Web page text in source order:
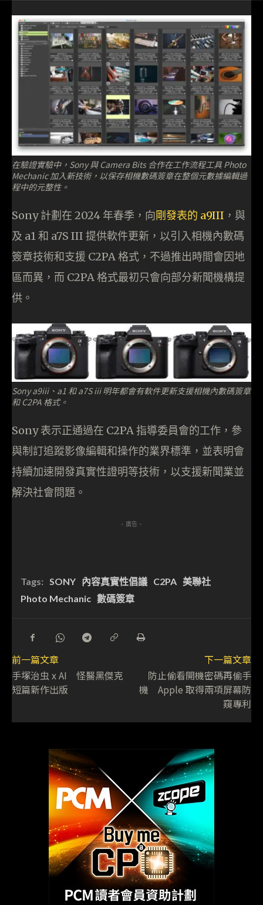
在驗證實驗中，Sony 與 Camera Bits 合作在工作流程工具 Photo
Mechanic 加入新技術，以保存相機數碼簽章在整個元數據編輯過
程中的元整性。
Sony 計劃在 2024 年春季，向剛發表的 a9III ，與
及 a1 和 a7S III 提供軟件更新，以引入相機內數碼
簽章技術和支援 C2PA 格式，不過推出時間會因地
區而異，而 C2PA 格式最初只會向部分新聞機構提
供。
Sony a9iii、a1 和 a7S iii 明年都會有軟件更新支援相機內數碼簽章
和 C2PA 格式。
Sony 表示正通過在 C2PA 指導委員會的工作，參
與制訂追蹤影像編輯和操作的業界標準，並表明會
持續加速開發真實性證明等技術，以支援新聞業並
解決社會問題。
- 廣告 -
Tags: SONY 內容真實性倡議 C2PA 美聯社
Photo Mechanic 數碼簽章
前一篇文章
手塚治虫 x AI 怪醫黑傑克
短篇新作出版
下一篇文章
防止偷看開機密碼再偷手
機 Apple 取得兩項屏幕防
窺專利